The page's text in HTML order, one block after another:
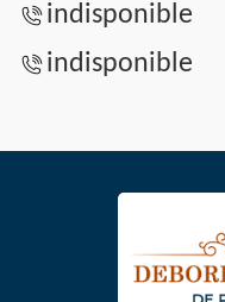
indisponible
indisponible